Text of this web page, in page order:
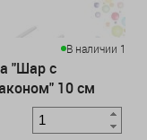
В наличии 1
"Шар с
10 см